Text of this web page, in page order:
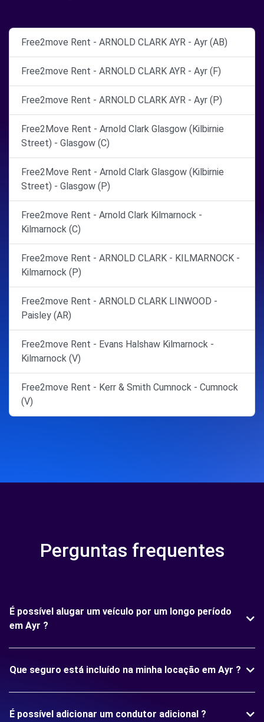
Free2move Rent - ARNOLD CLARK AYR - Ayr (AB)
Free2move Rent - ARNOLD CLARK AYR - Ayr (F)
Free2move Rent - ARNOLD CLARK AYR - Ayr (P)
Free2Move Rent - Arnold Clark Glasgow (Kilbirnie
Street) - Glasgow (C)
Free2Move Rent - Arnold Clark Glasgow (Kilbirnie
Street) - Glasgow (P)
Free2move Rent - Arnold Clark Kilmarnock -
Kilmarnock (C)
Free2move Rent - ARNOLD CLARK - KILMARNOCK -
Kilmarnock (P)
Free2move Rent - ARNOLD CLARK LINWOOD -
Paisley (AR)
Free2move Rent - Evans Halshaw Kilmarnock -
Kilmarnock (V)
Free2move Rent - Kerr & Smith Cumnock - Cumnock
(V)
Perguntas frequentes
É possível alugar um veículo por um longo período
em Ayr ?
Que seguro está incluído na minha locação em Ayr ?
É possível adicionar um condutor adicional ?